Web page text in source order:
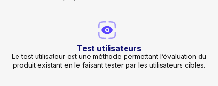
Test utilisateurs
Le test utilisateur est une méthode permettant l’évaluation du
produit existant en le faisant tester par les utilisateurs cibles.